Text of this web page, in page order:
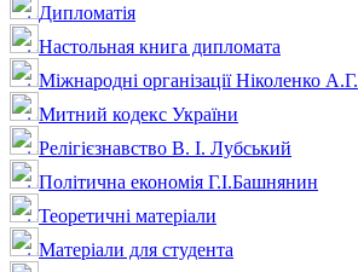
Дипломатія
Настольная книга дипломата
Міжнародні організації Ніколенко А.Г.
Митний кодекс України
Релігієзнавство В. І. Лубський
Політична економія Г.І.Башнянин
Теоретичні матеріали
Матеріали для студента